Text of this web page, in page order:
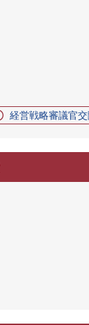
経営戦略審議官